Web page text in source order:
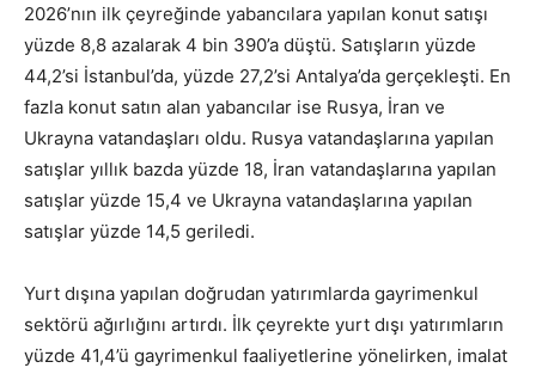
2026’nın ilk çeyreğinde yabancılara yapılan konut satışı
yüzde 8,8 azalarak 4 bin 390’a düştü. Satışların yüzde
44,2’si İstanbul’da, yüzde 27,2’si Antalya’da gerçekleşti. En
fazla konut satın alan yabancılar ise Rusya, İran ve
Ukrayna vatandaşları oldu. Rusya vatandaşlarına yapılan
satışlar yıllık bazda yüzde 18, İran vatandaşlarına yapılan
satışlar yüzde 15,4 ve Ukrayna vatandaşlarına yapılan
satışlar yüzde 14,5 geriledi.
Yurt dışına yapılan doğrudan yatırımlarda gayrimenkul
sektörü ağırlığını artırdı. İlk çeyrekte yurt dışı yatırımların
yüzde 41,4’ü gayrimenkul faaliyetlerine yönelirken, imalat